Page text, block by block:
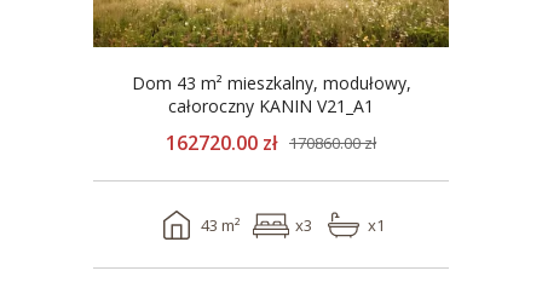
Dom 43 m² mieszkalny, modułowy,
całoroczny KANIN V21_A1
162720.00 zł 170860.00 zł
43 m² x3 x1